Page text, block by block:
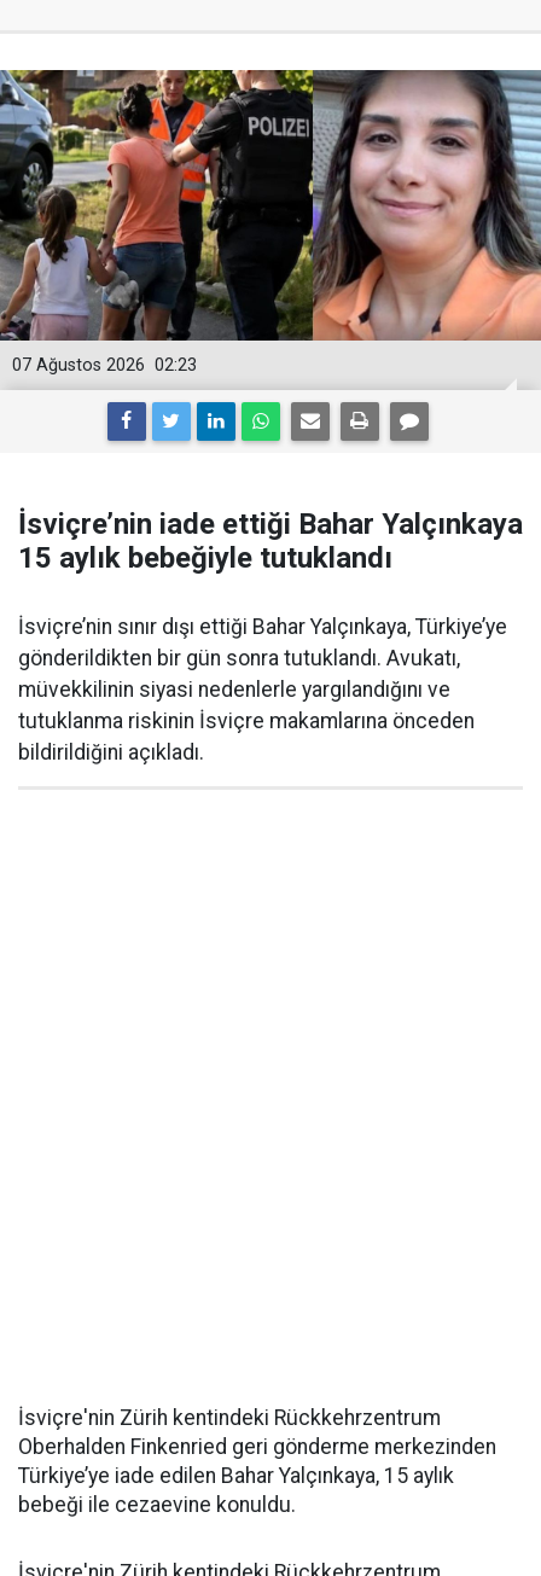
02:23
07 Ağustos 2026
İsviçre’nin iade ettiği Bahar Yalçınkaya
15 aylık bebeğiyle tutuklandı
İsviçre’nin sınır dışı ettiği Bahar Yalçınkaya, Türkiye’ye
gönderildikten bir gün sonra tutuklandı. Avukatı,
müvekkilinin siyasi nedenlerle yargılandığını ve
tutuklanma riskinin İsviçre makamlarına önceden
bildirildiğini açıkladı.
İsviçre'nin Zürih kentindeki Rückkehrzentrum
Oberhalden Finkenried geri gönderme merkezinden
Türkiye’ye iade edilen Bahar Yalçınkaya, 15 aylık
bebeği ile cezaevine konuldu.